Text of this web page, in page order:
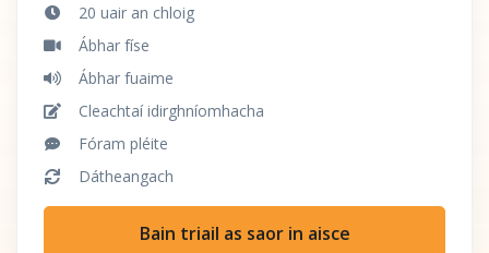
20 uair an chloig
Ábhar físe
Ábhar fuaime
Cleachtaí idirghníomhacha
Fóram pléite
Dátheangach
Bain triail as saor in aisce